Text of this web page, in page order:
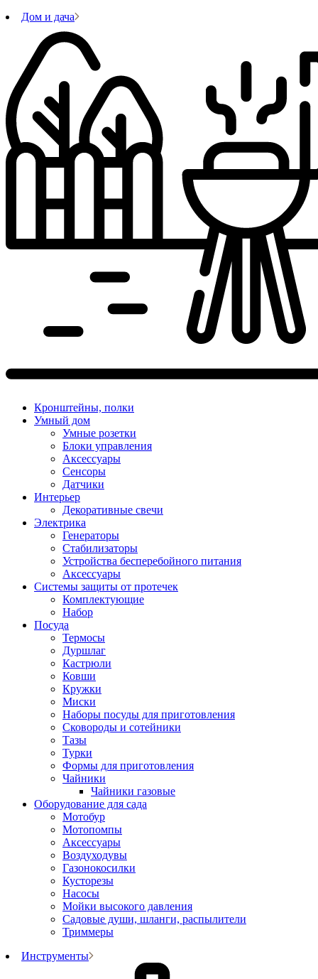
Дом и дача
Кронштейны, полки
Умный дом
Умные розетки
Блоки управления
Аксессуары
Сенсоры
Датчики
Интерьер
Декоративные свечи
Электрика
Генераторы
Стабилизаторы
Устройства бесперебойного питания
Аксессуары
Системы защиты от протечек
Комплектующие
Набор
Посуда
Термосы
Дуршлаг
Кастрюли
Ковши
Кружки
Миски
Наборы посуды для приготовления
Сковороды и сотейники
Тазы
Турки
Формы для приготовления
Чайники
Чайники газовые
Оборудование для сада
Мотобур
Мотопомпы
Аксессуары
Воздуходувы
Газонокосилки
Кусторезы
Насосы
Мойки высокого давления
Садовые души, шланги, распылители
Триммеры
Инструменты